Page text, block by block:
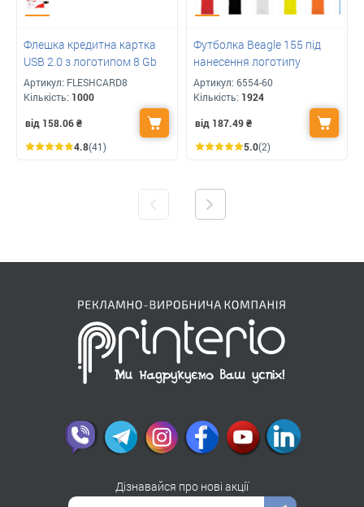
Флешка кредитна картка
USB 2.0 з логотипом 8 Gb
Артикул: FLESHCARD8
Кількість: 1000
від 158.06₴
4.8(41)
Футболка Beagle 155 під
нанесення логотипу
Артикул: 6554-60
Кількість: 1924
від 187.49₴
5.0(2)
Дізнавайся про нові акції